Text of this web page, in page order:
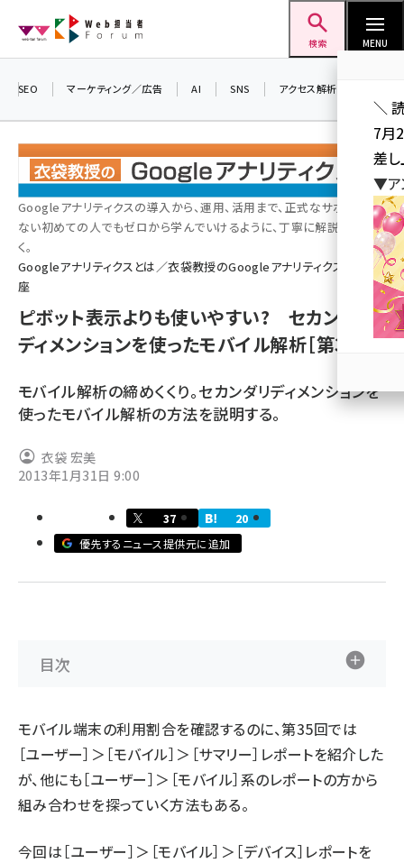
ン
検索 MENU
seo (3523)
ai (2804)
youtube (2429)
セミナー (2303)
meo (1275)
SEO マーケティング／広告 AI SNS アクセス解析／データ分析
Googleアナリティクスの導入から、運用、活用まで、正式なサポートが
ない初めての人でもゼロから学んでいけるように、丁寧に解説してい
く。
Googleアナリティクスとは／衣袋教授のGoogleアナリティクス入門講
座
ピボット表示よりも使いやすい? セカンダリ
ディメンションを使ったモバイル解析［第39回］
モバイル解析の締めくくり。セカンダリディメンションを
使ったモバイル解析の方法を説明する。
衣袋 宏美
2013年1月31日 9:00
37
20
優先するニュース提供元に追加
目次
モバイル端末の利用割合を確認するのに、第35回では
［ユーザー］＞［モバイル］＞［サマリー］レポートを紹介した
が、他にも［ユーザー］＞［モバイル］系のレポートの方から
組み合わせを探っていく方法もある。
今回は［ユーザー］＞［モバイル］＞［デバイス］レポートを
＼
7月
差し
▼ア